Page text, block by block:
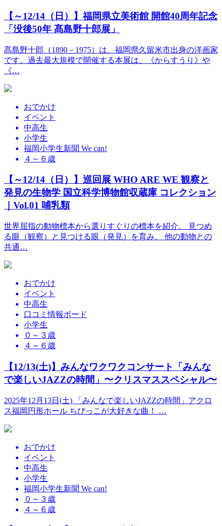
【～12/14（日）】福岡県立美術館 開館40周年記念
「没後50年 髙島野十郎展」
髙島野十郎（1890－1975）は、福岡県久留米市出身の洋画家
です。過去最大規模で開催する本展は、《からすうり》や
《…
おでかけ
イベント
中高生
小学生
福岡小学生新聞 We can!
４～６歳
【～12/14（日）】巡回展 WHO ARE WE 観察と
発見の生物学 国立科学博物館収蔵庫 コレクション
｜Vol.01 哺乳類
世界屈指の動物標本から選りすぐりの標本を紹介。 見つめ
る眼（観察）と見つける眼（発見）を育み、 他の動物との
共通…
おでかけ
イベント
中高生
口コミ情報ボード
小学生
０～３歳
４～６歳
【12/13(土)】みんなワクワクコンサート「みんな
で楽しいJAZZの時間」〜クリスマススペシャル〜
2025年12月13日(土) 「みんなで楽しいJAZZの時間」アクロ
ス福岡円形ホール ちびっこが大好きな曲！ …
おでかけ
イベント
中高生
小学生
福岡小学生新聞 We can!
０～３歳
４～６歳